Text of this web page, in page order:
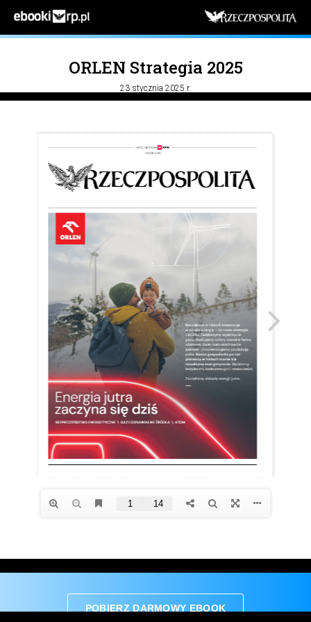
ORLEN Strategia 2025
23 stycznia 2025 r.
POBIERZ DARMOWY EBOOK